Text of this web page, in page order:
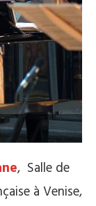
, Salle de
à Venise,